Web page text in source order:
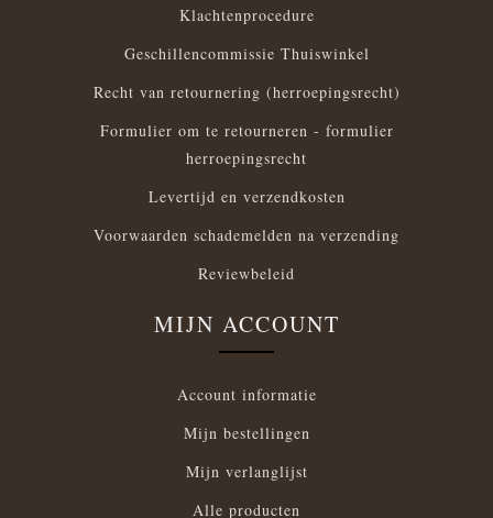
Klachtenprocedure
Geschillencommissie Thuiswinkel
Recht van retournering (herroepingsrecht)
Formulier om te retourneren - formulier
herroepingsrecht
Levertijd en verzendkosten
Voorwaarden schademelden na verzending
Reviewbeleid
MIJN ACCOUNT
Account informatie
Mijn bestellingen
Mijn verlanglijst
Alle producten